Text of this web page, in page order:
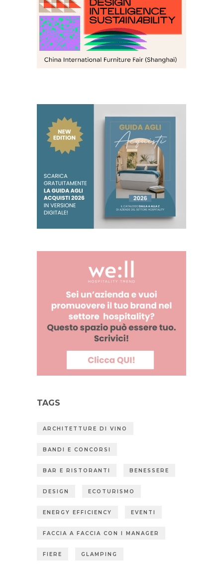
TAGS
ARCHITETTURE DI VINO
BANDI E CONCORSI
BAR E RISTORANTI BENESSERE
DESIGN ECOTURISMO
ENERGY EFFICIENCY EVENTI
FACCIA A FACCIA CON I MANAGER
FIERE GLAMPING